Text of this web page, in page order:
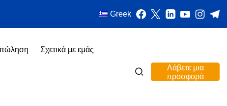
Greek
πώληση Σχετικά με εμάς
Λάβετε μια
προσφορά